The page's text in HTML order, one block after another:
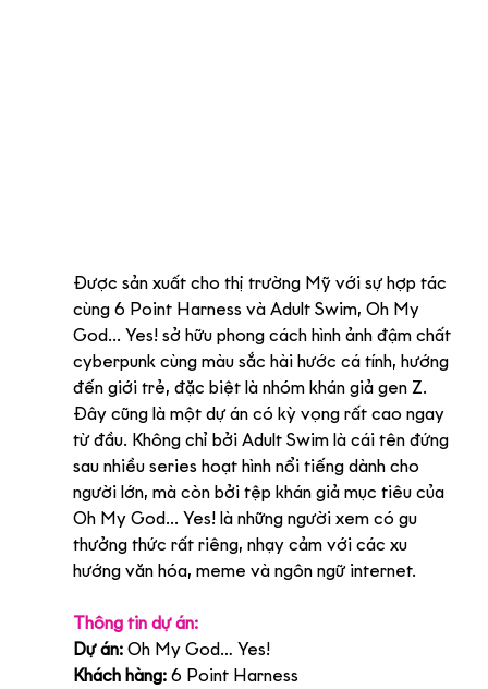
Được sản xuất cho thị trường Mỹ với sự hợp tác
cùng 6 Point Harness và Adult Swim, Oh My
God... Yes! sở hữu phong cách hình ảnh đậm chất
cyberpunk cùng màu sắc hài hước cá tính, hướng
đến giới trẻ, đặc biệt là nhóm khán giả gen Z.
Đây cũng là một dự án có kỳ vọng rất cao ngay
từ đầu. Không chỉ bởi Adult Swim là cái tên đứng
sau nhiều series hoạt hình nổi tiếng dành cho
người lớn, mà còn bởi tệp khán giả mục tiêu của
Oh My God... Yes! là những người xem có gu
thưởng thức rất riêng, nhạy cảm với các xu
hướng văn hóa, meme và ngôn ngữ internet.
Thông tin dự án:
Dự án: Oh My God… Yes!
Khách hàng: 6 Point Harness